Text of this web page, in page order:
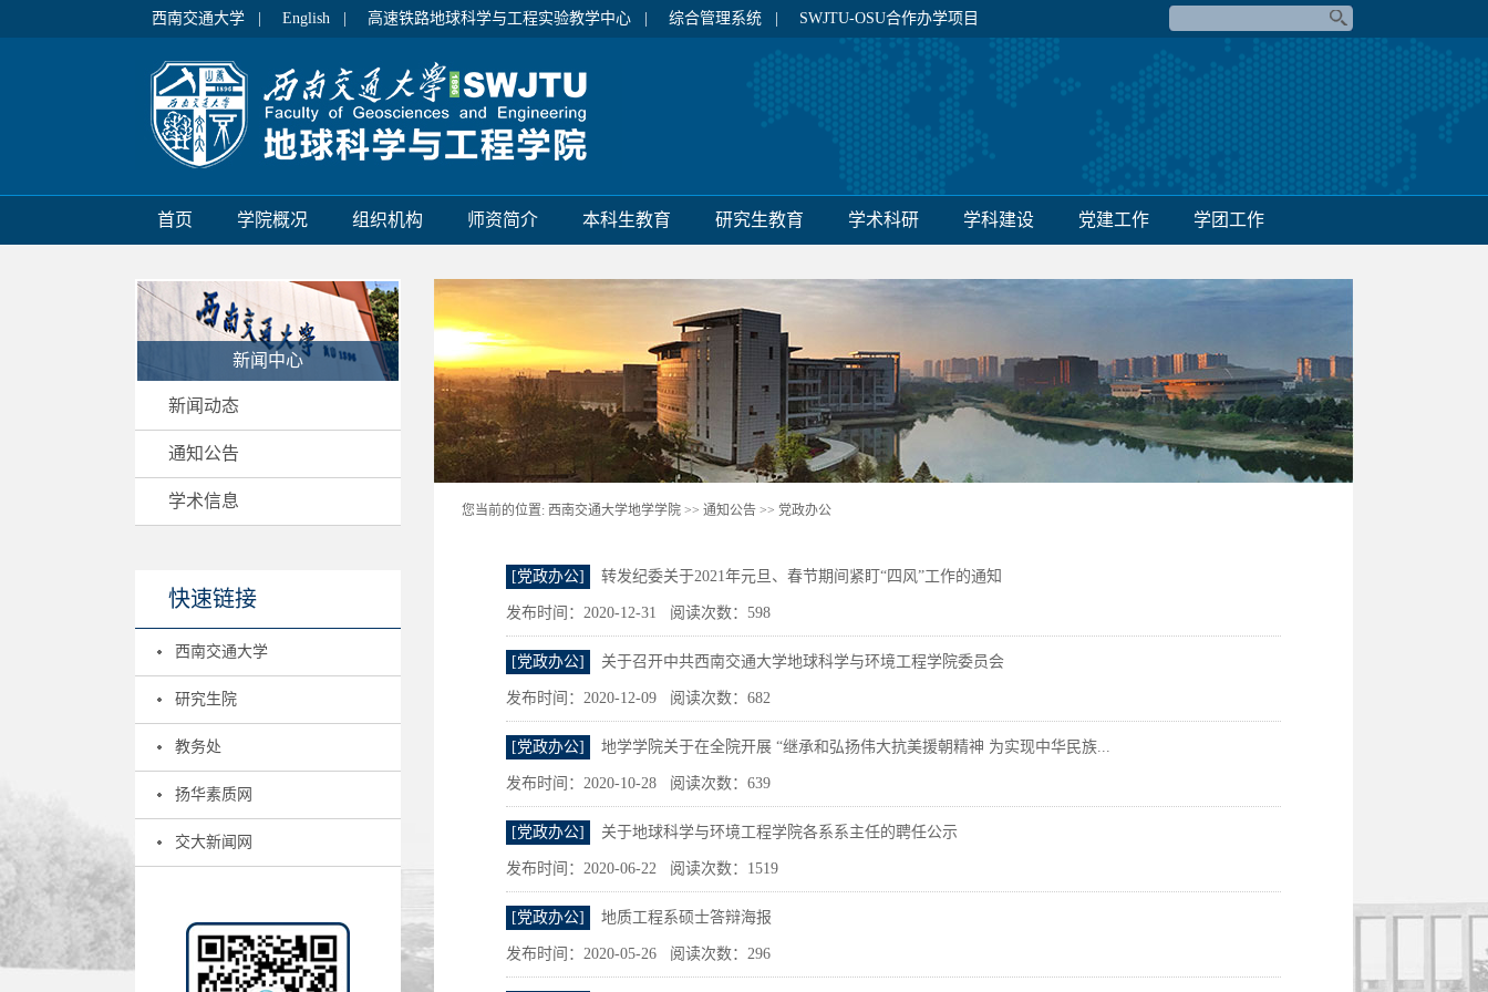
西南交通大学 | English | 高速铁路地球科学与工程实验教学中心 | 综合管理系统 | SWJTU-OSU合作办学项目
首页 学院概况 组织机构 师资简介 本科生教育 研究生教育 学术科研 学科建设 党建工作 学团工作
新闻中心
新闻动态
通知公告
学术信息
快速链接
西南交通大学
研究生院
教务处
扬华素质网
交大新闻网
您当前的位置: 西南交通大学地学学院 >> 通知公告 >> 党政办公
[党政办公] 转发纪委关于2021年元旦、春节期间紧盯“四风”工作的通知
发布时间：2020-12-31 阅读次数： 598
[党政办公] 关于召开中共西南交通大学地球科学与环境工程学院委员会
发布时间：2020-12-09 阅读次数： 682
[党政办公] 地学学院关于在全院开展 “继承和弘扬伟大抗美援朝精神 为实现中华民族...
发布时间：2020-10-28 阅读次数： 639
[党政办公] 关于地球科学与环境工程学院各系系主任的聘任公示
发布时间：2020-06-22 阅读次数： 1519
[党政办公] 地质工程系硕士答辩海报
发布时间：2020-05-26 阅读次数： 296